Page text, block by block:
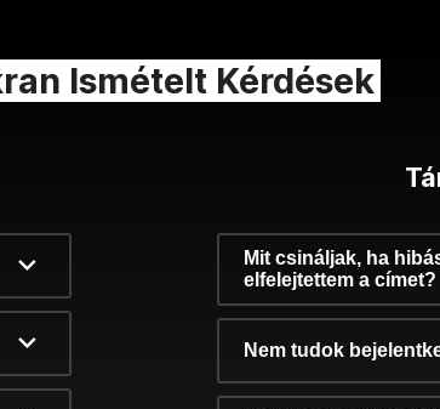
Ismételt Kérdések
Mit csináljak, ha
elfelejtettem a címet?
Nem tudok